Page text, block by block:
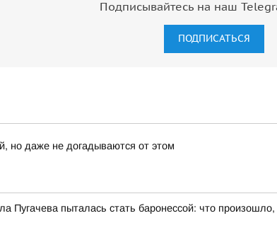
Подписывайтесь на наш
ПОДПИСАТЬСЯ
но даже не догадываются от этом
Пугачева пыталась стать баронессой: что